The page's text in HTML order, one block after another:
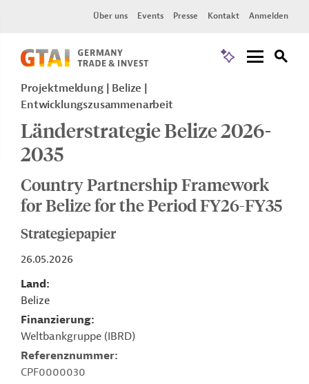
Über uns Events Presse Kontakt Anmelden
Projektmeldung
Belize
Entwicklungszusammenarbeit
Länderstrategie Belize 2026-
2035
Country Partnership Framework
for Belize for the Period FY26-FY35
Strategiepapier
26.05.2026
Land
Belize
Finanzierung
Weltbankgruppe (IBRD)
Referenznummer
CPF0000030